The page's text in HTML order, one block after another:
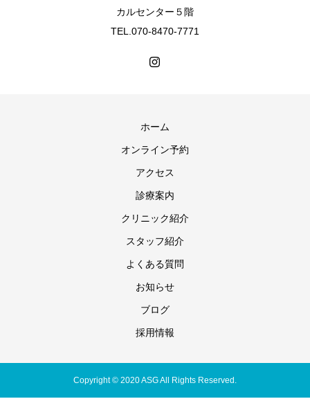
カルセンター５階
TEL.070-8470-7771
ホーム
オンライン予約
アクセス
診療案内
クリニック紹介
スタッフ紹介
よくある質問
お知らせ
ブログ
採用情報
Copyright © 2020 ASG All Rights Reserved.